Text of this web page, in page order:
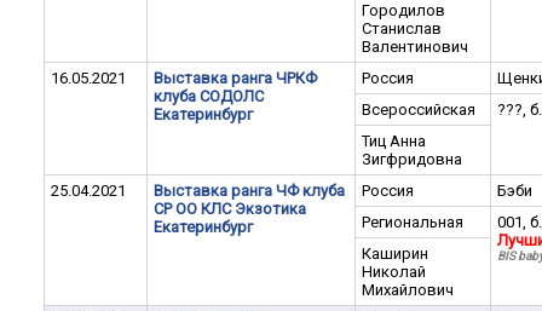
Городилов
Станислав
Валентинович
16.05.2021
Выставка ранга ЧРКФ
клуба СОДОЛС
Екатеринбург
Россия
Всероссийская
???,
Тиц Анна
Зигфридовна
25.04.2021
Выставка ранга ЧФ клуба
СР ОО КЛС Экзотика
Екатеринбург
Россия
Бэби
Региональная
001,
BIS
Каширин
Николай
Михайлович